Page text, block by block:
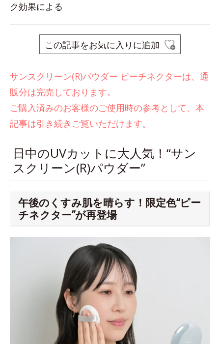
ク効果による
この記事をお気に入りに追加
サンスクリーン(R)パウダー ピーチネクターは、通
販分は完売しております。
ご購入済みのお客様のご使用時の参考として、本
記事は引き続きご覧いただけます。
日中のUVカットに大人気！“サン
スクリーン(R)パウダー”
午後のくすみ肌を晴らす！限定色“ピー
チネクター”が再登場